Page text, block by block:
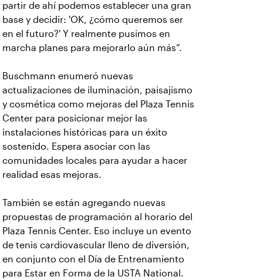
partir de ahí podemos establecer una gran
base y decidir: 'OK, ¿cómo queremos ser
en el futuro?' Y realmente pusimos en
marcha planes para mejorarlo aún más”.
Buschmann enumeró nuevas
actualizaciones de iluminación, paisajismo
y cosmética como mejoras del Plaza Tennis
Center para posicionar mejor las
instalaciones históricas para un éxito
sostenido. Espera asociar con las
comunidades locales para ayudar a hacer
realidad esas mejoras.
También se están agregando nuevas
propuestas de programación al horario del
Plaza Tennis Center. Eso incluye un evento
de tenis cardiovascular lleno de diversión,
en conjunto con el Día de Entrenamiento
para Estar en Forma de la USTA National.